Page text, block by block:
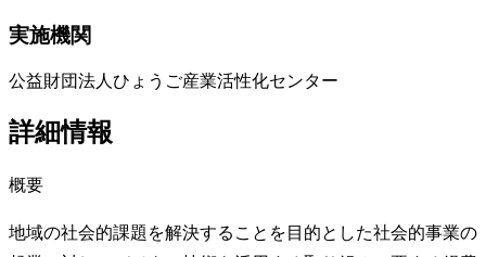
実施機関
公益財団法人ひょうご産業活性化センター
詳細情報
概要
地域の社会的課題を解決することを目的とした社会的事業の